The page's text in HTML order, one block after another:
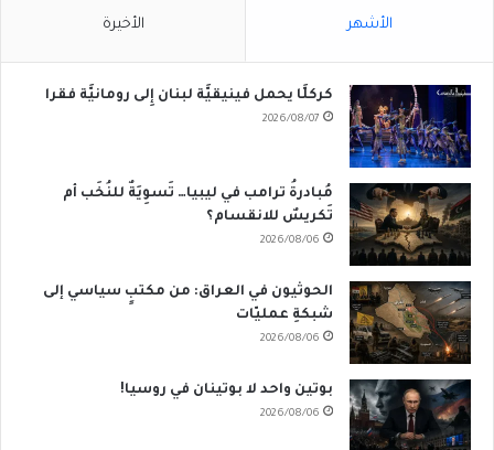
الأشهر الأخيرة
كركلَّا يحمل فينيقيَّة لبنان إِلى رومانيَّة فقرا
2026/08/07
مُبادرةُ ترامب في ليبيا… تَسوِيَةٌ للنُخَب أم
تَكريسٌ للانقسام؟
2026/08/06
الحوثيون في العراق: من مكتبٍ سياسي إلى
شبكةِ عمليّات
2026/08/06
بوتين واحد لا بوتينان في روسيا!
2026/08/06